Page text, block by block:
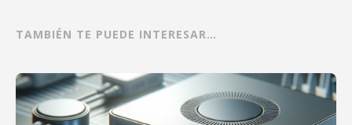
TAMBIÉN TE PUEDE INTERESAR…